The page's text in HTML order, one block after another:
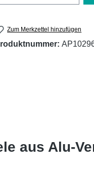
Zum Merkzettel hinzufügen
aus Alu-